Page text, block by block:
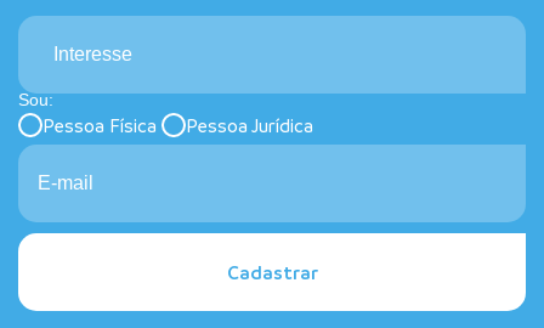
Interesse
Sou:
Pessoa Física Pessoa Jurídica
Cadastrar